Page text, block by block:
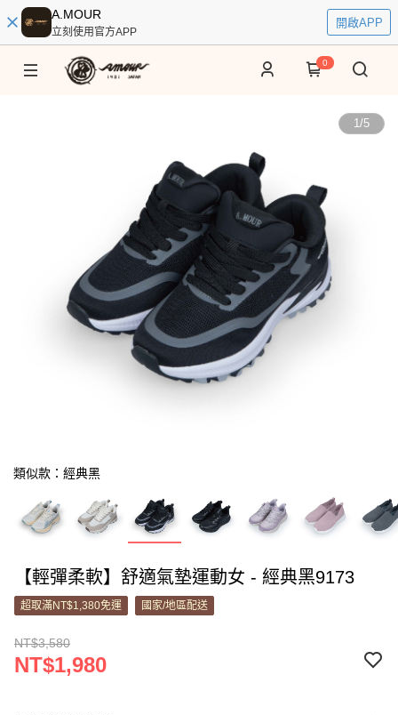
A.MOUR
立刻使用官方APP
開啟APP
0
1/5
類似款：經典黑
【輕彈柔軟】舒適氣墊運動女 - 經典黑9173
超取滿NT$1,380免運 國家/地區配送
NT$3,580
NT$1,980